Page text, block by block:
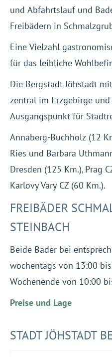
und Abfahrtslauf und
Freibädern in
Eine Vielzahl
für das leibliche
Die Bergstadt Jöhstadt
zentral im Erzgebirge
Ausgangspunkt für
Annaberg-Buchholz (12
Ries und Barbara
Dresden (125 Km.), Prag
Karlovy Vary CZ (60 Km.).
FREIBÄDER
STEINBACH
Beide Bäder bei
wochentags von 13:00
Wochenende von 10:00
Preise und Lage
STADT JÖHSTADT